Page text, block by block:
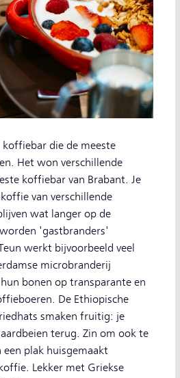
die de meeste
Het won verschillende
koffiebar van Brabant. Je
van verschillende
wat langer op de
'gastbranders'
werkt bijvoorbeeld veel
microbranderij
bonen op transparante en
De Ethiopische
smaken fruitig: je
terug. Zin om ook te
plak huisgemaakt
Lekker met Griekse